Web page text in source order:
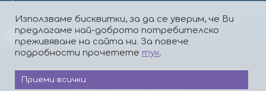
Партньори: isic.bg dskbank.bg
За нас
Използваме бисквитки, за да се уверим, че Ви
предлагаме най-доброто потребителско
преживяване на сайта ни. За повече
подробности прочетете тук.
Приеми всички